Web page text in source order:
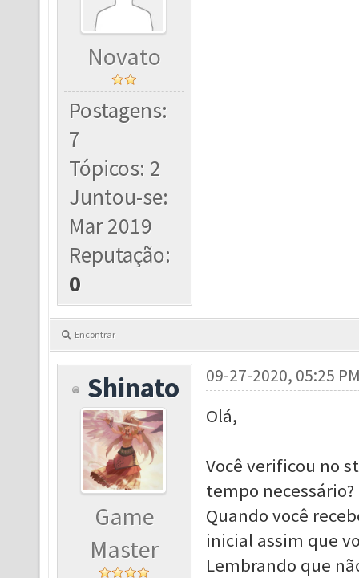
Novato
Postagens:
7
Tópicos: 2
Juntou-se:
Mar 2019
Reputação:
0
Encontrar
Shinato
Game
Master
09-27-2020, 05:25
Olá,
Você verificou no
tempo necessário?
Quando você
inicial assim que
Lembrando que